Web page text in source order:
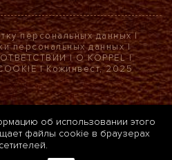
персональных данных|
персональных данных|
|О KOPPEL|
| Кожинвест, 2025
об использовании этого
файлы cookie в браузерах